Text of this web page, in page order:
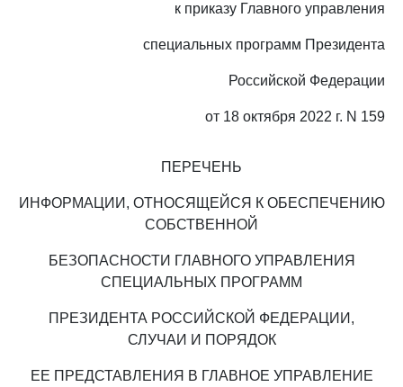
к приказу Главного управления
специальных программ Президента
Российской Федерации
от 18 октября 2022 г. N 159
ПЕРЕЧЕНЬ
ИНФОРМАЦИИ, ОТНОСЯЩЕЙСЯ К ОБЕСПЕЧЕНИЮ
СОБСТВЕННОЙ
БЕЗОПАСНОСТИ ГЛАВНОГО УПРАВЛЕНИЯ
СПЕЦИАЛЬНЫХ ПРОГРАММ
ПРЕЗИДЕНТА РОССИЙСКОЙ ФЕДЕРАЦИИ,
СЛУЧАИ И ПОРЯДОК
ЕЕ ПРЕДСТАВЛЕНИЯ В ГЛАВНОЕ УПРАВЛЕНИЕ